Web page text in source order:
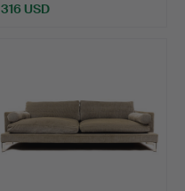
316 USD